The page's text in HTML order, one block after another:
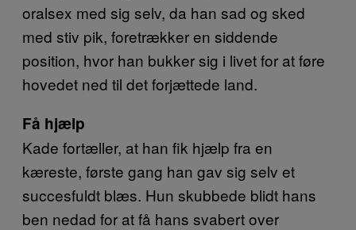
oralsex med sig selv, da han sad og sked
med stiv pik, foretrækker en siddende
position, hvor han bukker sig i livet for at føre
hovedet ned til det forjættede land.
Få hjælp
Kade fortæller, at han fik hjælp fra en
kæreste, første gang han gav sig selv et
succesfuldt blæs. Hun skubbede blidt hans
ben nedad for at få hans svabert over